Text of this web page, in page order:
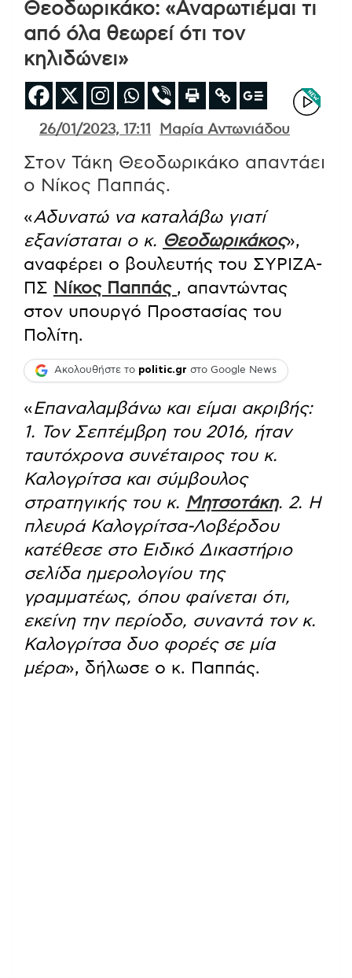
Θεοδωρικάκο: «Αναρωτιέμαι τι
από όλα θεωρεί ότι τον
κηλιδώνει»
26/01/2023, 17:11 Μαρία Αντωνιάδου
Στον Τάκη Θεοδωρικάκο απαντάει
ο Νίκος Παππάς.
«Αδυνατώ να καταλάβω γιατί
εξανίσταται ο κ. Θεοδωρικάκος»,
αναφέρει ο βουλευτής του ΣΥΡΙΖΑ-
ΠΣ Νίκος Παππάς , απαντώντας
στον υπουργό Προστασίας του
Πολίτη.
Ακολουθήστε το politic.gr στο Google News
«Επαναλαμβάνω και είμαι ακριβής:
1. Τον Σεπτέμβρη του 2016, ήταν
ταυτόχρονα συνέταιρος του κ.
Καλογρίτσα και σύμβουλος
στρατηγικής του κ. Μητσοτάκη. 2. Η
πλευρά Καλογρίτσα-Λοβέρδου
κατέθεσε στο Ειδικό Δικαστήριο
σελίδα ημερολογίου της
γραμματέως, όπου φαίνεται ότι,
εκείνη την περίοδο, συναντά τον κ.
Καλογρίτσα δυο φορές σε μία
μέρα», δήλωσε ο κ. Παππάς.